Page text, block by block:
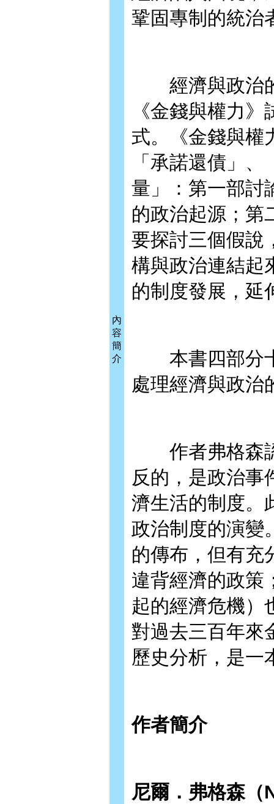
內
容
簡
介
鞏固專制的統治
經濟與政治的
《金錢與權力
式。《金錢與權
「承諾還債」
量」：第一部討
的政治起源；第
要探討三個假說
構與政治連結起
的制度發展，延
本書四部分十
處理經濟與政治
作者弗格森認
反的，是政治
濟生活的制度。
政治制度的演變
的傳布，但有充
違背經濟的政策
起的經濟危機）
對過去三百年來
歷史分析，是一
作者簡介
尼爾．弗格森